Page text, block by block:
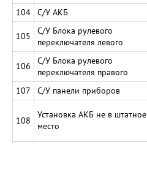
104 С/У АКБ
105
С/У Блока рулевого
переключателя левого
106
С/У Блока рулевого
переключателя правого
107 С/У панели приборов
108
Установка АКБ не в штатное
место